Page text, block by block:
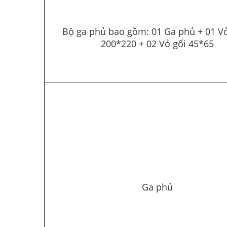
Bộ ga phủ bao gồm: 01 Ga phủ + 01
200*220 + 02 Vỏ gối 45*65
Ga phủ